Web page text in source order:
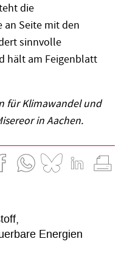
die
an Seite mit den
sinnvolle
hält am Feigenblatt
für Klimawandel und
in Aachen.
Energien